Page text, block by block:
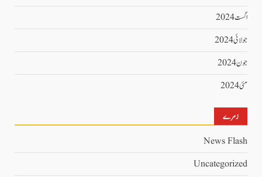
اگست 2024
جولائی 2024
جون 2024
مئی 2024
زمرے
News Flash
Uncategorized